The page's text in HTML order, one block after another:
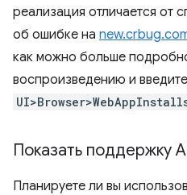
реализация отличается от
об ошибке на
как можно больше
воспроизведению и введите
Показать поддержку
Планируете ли вы